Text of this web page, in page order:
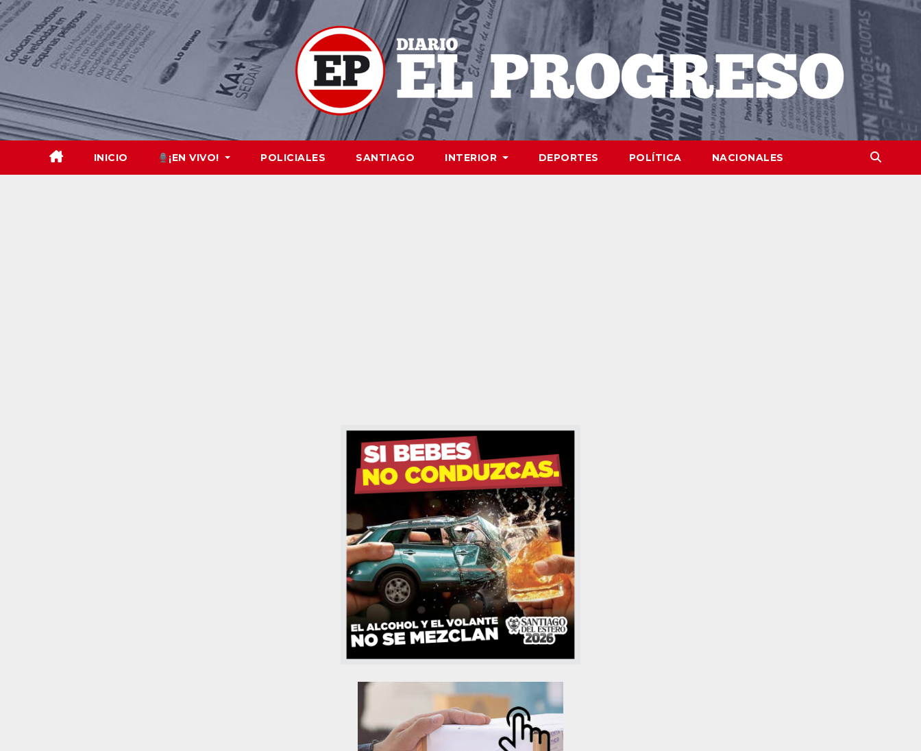
Skip
to
content
INICIO ¡EN VIVO! POLICIALES SANTIAGO INTERIOR DEPORTES POLÍTICA NACIONALES